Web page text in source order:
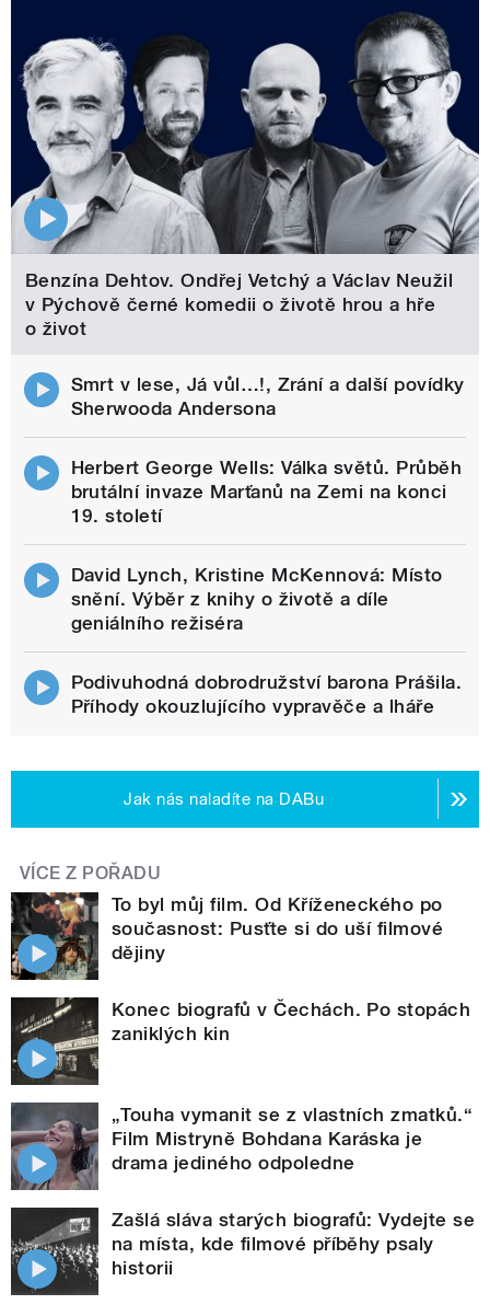
Benzína Dehtov. Ondřej Vetchý a Václav Neužil
v Pýchově černé komedii o životě hrou a hře
o život
Smrt v lese, Já vůl…!, Zrání a další povídky
Sherwooda Andersona
Herbert George Wells: Válka světů. Průběh
brutální invaze Marťanů na Zemi na konci
19. století
David Lynch, Kristine McKennová: Místo
snění. Výběr z knihy o životě a díle
geniálního režiséra
Podivuhodná dobrodružství barona Prášila.
Příhody okouzlujícího vypravěče a lháře
Jak nás naladíte na DABu
VÍCE Z POŘADU
To byl můj film. Od Kříženeckého po
současnost: Pusťte si do uší filmové
dějiny
Konec biografů v Čechách. Po stopách
zaniklých kin
„Touha vymanit se z vlastních zmatků.“
Film Mistryně Bohdana Karáska je
drama jediného odpoledne
Zašlá sláva starých biografů: Vydejte se
na místa, kde filmové příběhy psaly
historii